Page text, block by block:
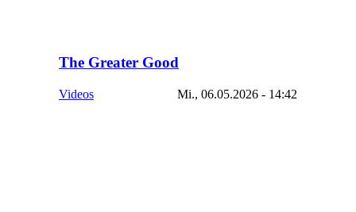
The Greater Good
Videos Mi., 06.05.2026 - 14:42